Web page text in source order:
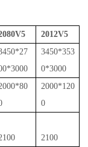
2012V5
450*27
*3000
3450*353
0*3000
2000*120
0
2100